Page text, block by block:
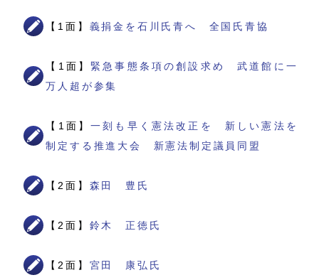
【1面】 義捐金を石川氏青へ 全国氏青協
【1面】 緊急事態条項の創設求め 武道館に一
万人超が参集
【1面】一刻も早く憲法改正を 新しい憲法を
制定する推進大会 新憲法制定議員同盟
【2面】 森田 豊氏
【2面】 鈴木 正徳氏
【2面】 宮田 康弘氏